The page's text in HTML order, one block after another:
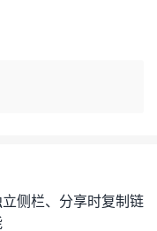
侧栏、分享时复制链